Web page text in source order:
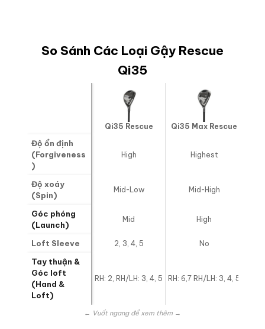
So Sánh Các Loại Gậy Rescue
Qi35
Qi35 Rescue Qi35 Max Rescue
Độ ổn định
(Forgiveness
)
High Highest
Độ xoáy
(Spin)
Mid-Low Mid-High
Góc phóng
(Launch)
Mid High
Loft Sleeve 2, 3, 4, 5 No
Tay thuận &
Góc loft
(Hand &
Loft)
RH: 2, RH/LH: 3, 4, 5 RH: 6,7 RH/LH: 3, 4, 5